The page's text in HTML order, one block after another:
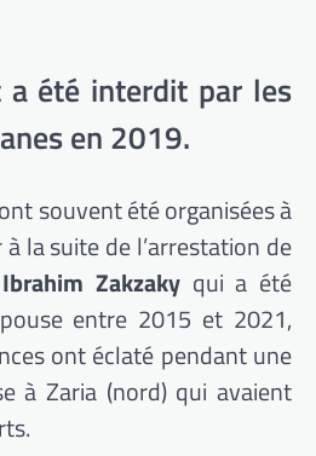
a été interdit par les
en 2019.
souvent été organisées à
la suite de l’arrestation de
Ibrahim Zakzakyqui a été
entre 2015 et 2021,
ont éclaté pendant une
à Zaria (nord) qui avaient